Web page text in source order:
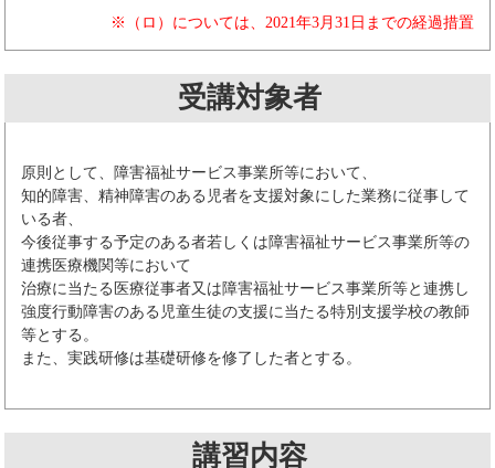
※（ロ）については、2021年3月31日までの経過措置
受講対象者
原則として、障害福祉サービス事業所等において、
知的障害、精神障害のある児者を支援対象にした業務に従事して
いる者、
今後従事する予定のある者若しくは障害福祉サービス事業所等の
連携医療機関等において
治療に当たる医療従事者又は障害福祉サービス事業所等と連携し
強度行動障害のある児童生徒の支援に当たる特別支援学校の教師
等とする。
また、実践研修は基礎研修を修了した者とする。
講習内容